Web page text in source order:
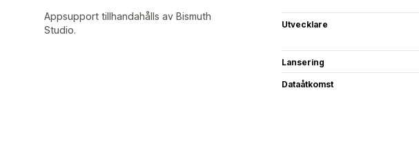
Appsupport tillhandahålls av Bismuth
Studio.
Utvecklare
Lansering
Dataåtkomst